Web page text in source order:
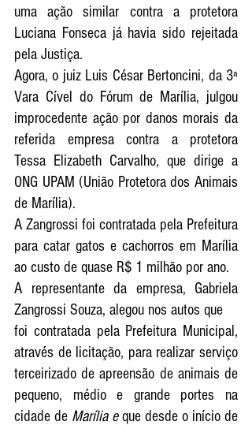
uma ação similar contra a protetora
Luciana Fonseca já havia sido rejeitada
pela Justiça.
Agora, o juiz Luis César Bertoncini, da 3ª
Vara Cível do Fórum de Marília, julgou
improcedente ação por danos morais da
referida empresa contra a protetora
Tessa Elizabeth Carvalho, que dirige a
ONG UPAM (União Protetora dos Animais
de Marília).
A Zangrossi foi contratada pela Prefeitura
para catar gatos e cachorros em Marília
ao custo de quase R$ 1 milhão por ano.
A representante da empresa, Gabriela
Zangrossi Souza, alegou nos autos que
foi contratada pela Prefeitura Municipal,
através de licitação, para realizar serviço
terceirizado de apreensão de animais de
pequeno, médio e grande portes na
cidade de Marília e que desde o início de